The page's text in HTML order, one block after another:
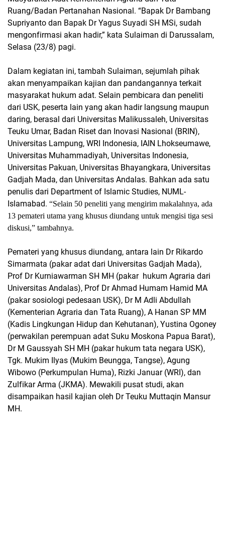
Ruang/Badan Pertanahan Nasional. “Bapak Dr Bambang
Supriyanto dan Bapak Dr Yagus Suyadi SH MSi, sudah
mengonfirmasi akan hadir,” kata Sulaiman di Darussalam,
Selasa (23/8) pagi.
Dalam kegiatan ini, tambah Sulaiman, sejumlah pihak
akan menyampaikan kajian dan pandangannya terkait
masyarakat hukum adat. Selain pembicara dan peneliti
dari USK, peserta lain yang akan hadir langsung maupun
daring, berasal dari Universitas Malikussaleh, Universitas
Teuku Umar, Badan Riset dan Inovasi Nasional (BRIN),
Universitas Lampung, WRI Indonesia, IAIN Lhokseumawe,
Universitas Muhammadiyah, Universitas Indonesia,
Universitas Pakuan, Universitas Bhayangkara, Universitas
Gadjah Mada, dan Universitas Andalas. Bahkan ada satu
penulis dari Department of Islamic Studies, NUML-
Islamabad. “Selain 50 peneliti yang mengirim makalahnya, ada
13 pemateri utama yang khusus diundang untuk mengisi tiga sesi
diskusi,” tambahnya.
Pemateri yang khusus diundang, antara lain Dr Rikardo
Simarmata (pakar adat dari Universitas Gadjah Mada),
Prof Dr Kurniawarman SH MH (pakar hukum Agraria dari
Universitas Andalas), Prof Dr Ahmad Humam Hamid MA
(pakar sosiologi pedesaan USK), Dr M Adli Abdullah
(Kementerian Agraria dan Tata Ruang), A Hanan SP MM
(Kadis Lingkungan Hidup dan Kehutanan), Yustina Ogoney
(perwakilan perempuan adat Suku Moskona Papua Barat),
Dr M Gaussyah SH MH (pakar hukum tata negara USK),
Tgk. Mukim Ilyas (Mukim Beungga, Tangse), Agung
Wibowo (Perkumpulan Huma), Rizki Januar (WRI), dan
Zulfikar Arma (JKMA). Mewakili pusat studi, akan
disampaikan hasil kajian oleh Dr Teuku Muttaqin Mansur
MH.